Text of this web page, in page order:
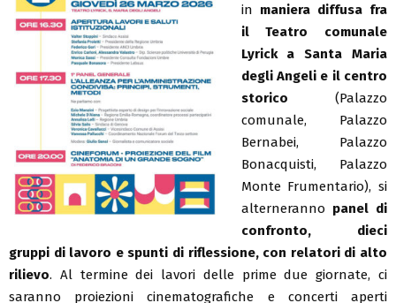
in maniera diffusa fra
il Teatro comunale
Lyrick a Santa Maria
degli Angeli e il centro
storico (Palazzo
comunale, Palazzo
Bernabei, Palazzo
Bonacquisti, Palazzo
Monte Frumentario), si
alterneranno panel di
confronto, dieci
gruppi di lavoro e spunti di riflessione, con relatori di alto
rilievo. Al termine dei lavori delle prime due giornate, ci
saranno proiezioni cinematografiche e concerti aperti